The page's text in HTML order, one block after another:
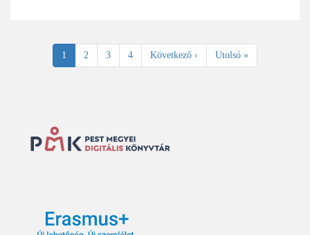
Oldalszámozás
Jelenlegi
oldal
1 Oldal
2 Oldal
3 Oldal
4
Következő
oldal
Következő ›
Utolsó
oldal
Utolsó »